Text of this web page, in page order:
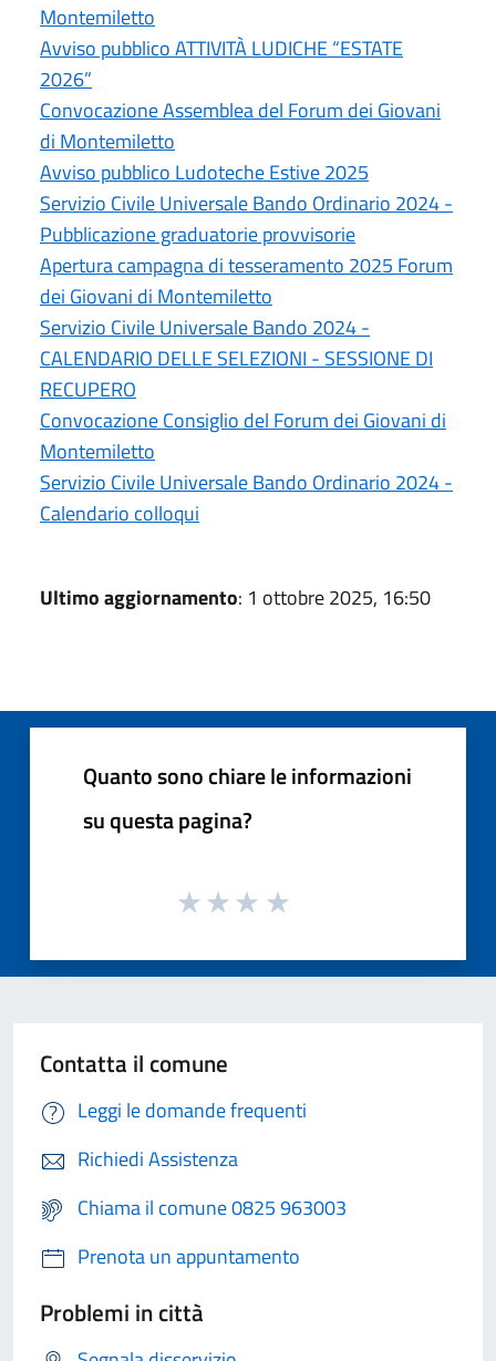
Montemiletto
Avviso pubblico ATTIVITÀ LUDICHE “ESTATE
2026”
Convocazione Assemblea del Forum dei Giovani
di Montemiletto
Avviso pubblico Ludoteche Estive 2025
Servizio Civile Universale Bando Ordinario 2024 -
Pubblicazione graduatorie provvisorie
Apertura campagna di tesseramento 2025 Forum
dei Giovani di Montemiletto
Servizio Civile Universale Bando 2024 -
CALENDARIO DELLE SELEZIONI - SESSIONE DI
RECUPERO
Convocazione Consiglio del Forum dei Giovani di
Montemiletto
Servizio Civile Universale Bando Ordinario 2024 -
Calendario colloqui
Ultimo aggiornamento: 1 ottobre 2025, 16:50
Quanto sono chiare le informazioni
su questa pagina?
Contatta il comune
Leggi le domande frequenti
Richiedi Assistenza
Chiama il comune 0825 963003
Prenota un appuntamento
Problemi in città